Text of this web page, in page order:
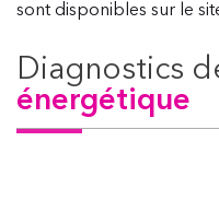
sont disponibles sur le
diagnostics
énergétique